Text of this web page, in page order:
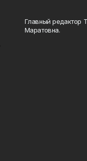
Главный редактор
Маратовна.